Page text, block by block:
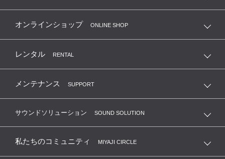
オンラインショップ ONLINE SHOP
レンタル RENTAL
メンテナンス SUPPORT
サウンドソリューション SOUND SOLUTION
私たちのコミュニティ MIYAJI CIRCLE